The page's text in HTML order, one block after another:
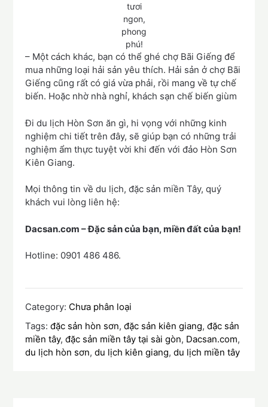
tươi
ngon,
phong
phú!
– Một cách khác, bạn có thể ghé chợ Bãi Giếng để
mua những loại hải sản yêu thích. Hải sản ở chợ Bãi
Giếng cũng rất có giá vừa phải, rồi mang về tự chế
biến. Hoặc nhờ nhà nghỉ, khách sạn chế biến giùm
Đi du lịch Hòn Sơn ăn gì, hi vọng với những kinh
nghiệm chi tiết trên đây, sẽ giúp bạn có những trải
nghiệm ẩm thực tuyệt vời khi đến với đảo Hòn Sơn
Kiên Giang.
Mọi thông tin về du lịch, đặc sản miền Tây, quý
khách vui lòng liên hệ:
Dacsan.com – Đặc sản của bạn, miền đất của bạn!
Hotline: 0901 486 486.
Category: Chưa phân loại
Tags:đặc sản hòn sơn,đặc sản kiên giang,đặc sản
miền tây,đặc sản miền tây tại sài gòn, Dacsan.com,
du lịch hòn sơn,du lịch kiên giang,du lịch miền tây